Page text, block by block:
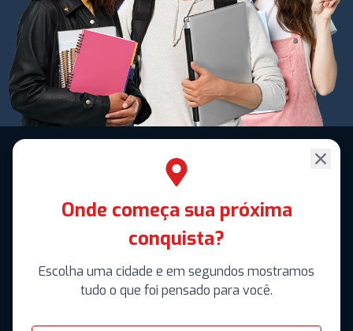
Onde começa sua próxima
conquista?
Escolha uma cidade e em segundos mostramos
tudo o que foi pensado para você.